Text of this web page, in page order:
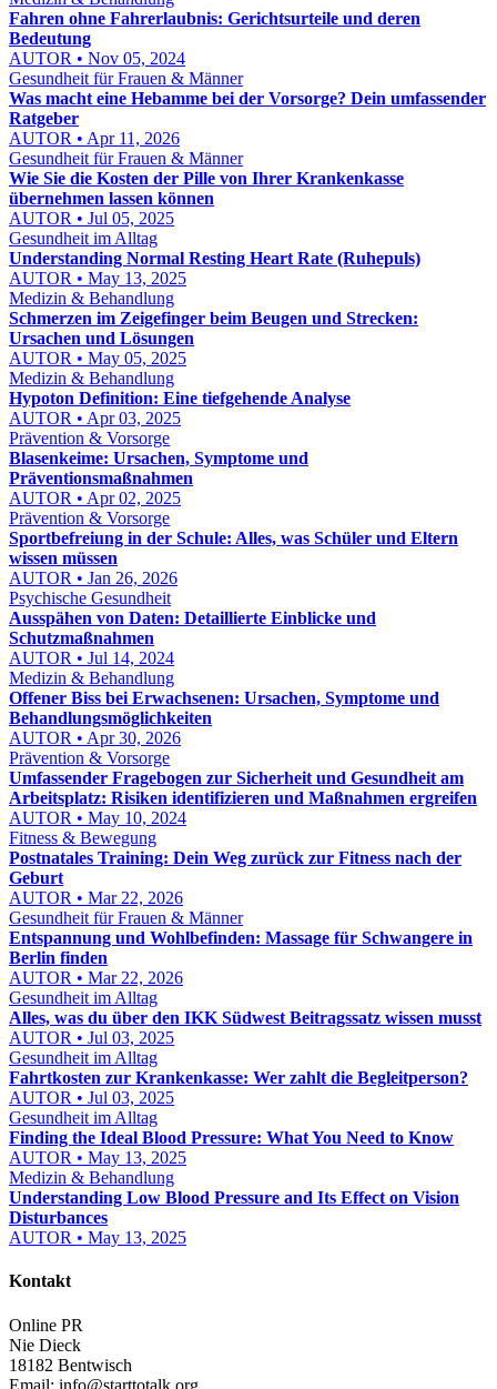
Fahren ohne Fahrerlaubnis: Gerichtsurteile und deren
Bedeutung
AUTOR • Nov 05, 2024
Gesundheit für Frauen & Männer
Was macht eine Hebamme bei der Vorsorge? Dein umfassender
Ratgeber
AUTOR • Apr 11, 2026
Gesundheit für Frauen & Männer
Wie Sie die Kosten der Pille von Ihrer Krankenkasse
übernehmen lassen können
AUTOR • Jul 05, 2025
Gesundheit im Alltag
Understanding Normal Resting Heart Rate (Ruhepuls)
AUTOR • May 13, 2025
Medizin & Behandlung
Schmerzen im Zeigefinger beim Beugen und Strecken:
Ursachen und Lösungen
AUTOR • May 05, 2025
Medizin & Behandlung
Hypoton Definition: Eine tiefgehende Analyse
AUTOR • Apr 03, 2025
Prävention & Vorsorge
Blasenkeime: Ursachen, Symptome und
Präventionsmaßnahmen
AUTOR • Apr 02, 2025
Prävention & Vorsorge
Sportbefreiung in der Schule: Alles, was Schüler und Eltern
wissen müssen
AUTOR • Jan 26, 2026
Psychische Gesundheit
Ausspähen von Daten: Detaillierte Einblicke und
Schutzmaßnahmen
AUTOR • Jul 14, 2024
Medizin & Behandlung
Offener Biss bei Erwachsenen: Ursachen, Symptome und
Behandlungsmöglichkeiten
AUTOR • Apr 30, 2026
Prävention & Vorsorge
Umfassender Fragebogen zur Sicherheit und Gesundheit am
Arbeitsplatz: Risiken identifizieren und Maßnahmen ergreifen
AUTOR • May 10, 2024
Fitness & Bewegung
Postnatales Training: Dein Weg zurück zur Fitness nach der
Geburt
AUTOR • Mar 22, 2026
Gesundheit für Frauen & Männer
Entspannung und Wohlbefinden: Massage für Schwangere in
Berlin finden
AUTOR • Mar 22, 2026
Gesundheit im Alltag
Alles, was du über den IKK Südwest Beitragssatz wissen musst
AUTOR • Jul 03, 2025
Gesundheit im Alltag
Fahrtkosten zur Krankenkasse: Wer zahlt die Begleitperson?
AUTOR • Jul 03, 2025
Gesundheit im Alltag
Finding the Ideal Blood Pressure: What You Need to Know
AUTOR • May 13, 2025
Medizin & Behandlung
Understanding Low Blood Pressure and Its Effect on Vision
Disturbances
AUTOR • May 13, 2025
Kontakt
Online PR
Nie Dieck
18182 Bentwisch
Email: info@starttotalk.org